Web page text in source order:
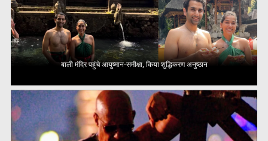
बाली मंदिर पहुंचे आयुष्मान-समीक्षा, किया शुद्धिकरण अनुष्ठान